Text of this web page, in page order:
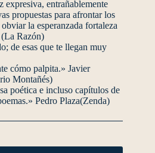
expresiva, entrañablemente
propuestas para afrontar los
la esperanzada fortaleza
(La Razón)
de esas que te llegan muy
cómo palpita.» Javier
Montañés)
poética e incluso capítulos de
Pedro Plaza(Zenda)